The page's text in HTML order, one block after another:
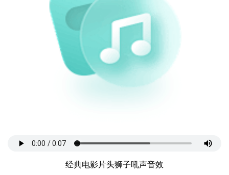
经典电影片头狮子吼声音效